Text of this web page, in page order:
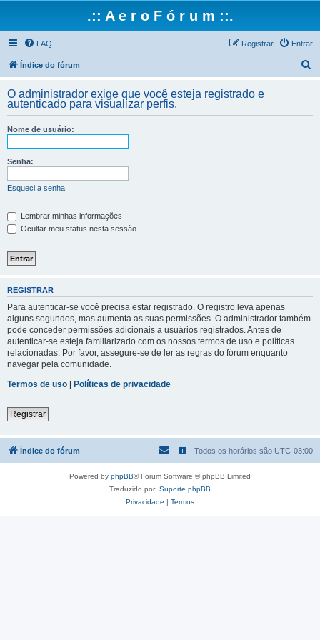
.:: A e r o F ó r u m ::.
FAQ Entrar
Registrar
Índice do fórum
q
O administrador exige que você esteja registrado e
autenticado para visualizar perfis.
Nome de usuário:
Senha:
Esqueci a senha
Lembrar minhas informações
Ocultar meu status nesta sessão
REGISTRAR
Para autenticar-se você precisa estar registrado. O registro leva apenas
alguns segundos, mas aumenta as suas permissões. O administrador também
pode conceder permissões adicionais a usuários registrados. Antes de
autenticar-se esteja familiarizado com os nossos termos de uso e políticas
relacionadas. Por favor, assegure-se de ler as regras do fórum enquanto
navegar pela comunidade.
Termos de uso | Políticas de privacidade
Registrar
Índice do fórum Todos os horários são UTC-03:00
Powered by phpBB® Forum Software © phpBB Limited
Traduzido por: Suporte phpBB
Privacidade | Termos